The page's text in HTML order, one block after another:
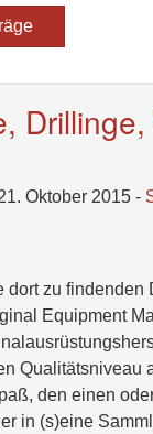
Oktober 2015 -
dort zu findenden
Equipment
Qualitätsniveau
den einen
in (s)eine